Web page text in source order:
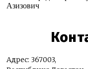
Азизович
Адрес: 367003,